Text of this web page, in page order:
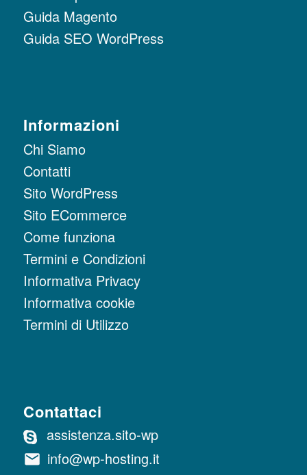
Guida Magento
Guida SEO WordPress
Informazioni
Chi Siamo
Contatti
Sito WordPress
Sito ECommerce
Come funziona
Termini e Condizioni
Informativa Privacy
Informativa cookie
Termini di Utilizzo
Contattaci
assistenza.sito-wp
info@wp-hosting.it